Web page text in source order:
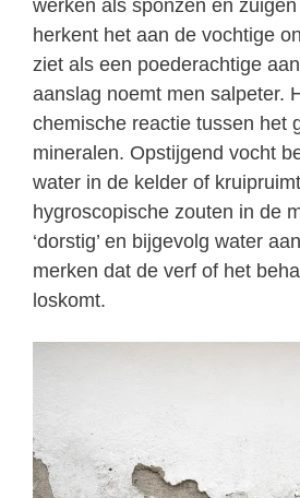
werken als sponzen en
herkent het aan de vochtige
ziet als een poederachtige
aanslag noemt men salpeter.
chemische reactie tussen het
mineralen. Opstijgend vocht
water in de kelder of
hygroscopische zouten in de
‘dorstig’ en bijgevolg water
merken dat de verf of het
loskomt.